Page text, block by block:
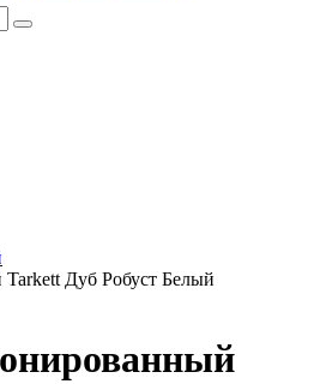
Дуб Робуст Белый